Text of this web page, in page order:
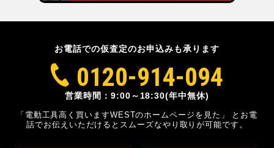
お電話での仮査定のお申込みも承ります
0120-914-094
営業時間：9:00～18:30(年中無休)
「電動工具高く買いますWESTのホームページを見た」
とお電
話でお伝えいただけるとスムーズなやり取りが可能です。